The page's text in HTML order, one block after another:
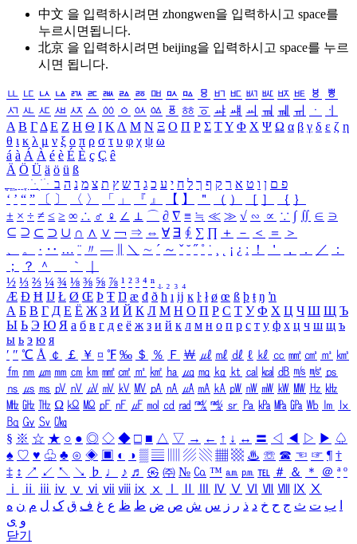
中文 을 입력하시려면 zhongwen을 입력하시고 space를
누르시면됩니다.
北京 을 입력하시려면 beijing을 입력하시고 space를 누르
시면 됩니다.
ㅥ ㅦ ㅧ ㅨ ㅩ ㅪ ㅫ ㅬ ㅭ ㅮ ㅯ ㅰ ㅱ ㅲ ㅳ ㅴ ㅵ ㅶ ㅷ ㅸ
ㅹ
ㅺ ㅻ ㅼ ㅽ ㅾ ㅿ ㆀ ㆁ ㆂ ㆃ ㆄ ㆅ ㆆ ㆇ ㆈ ㆉ ㆊ ㆋ ㆌ ㆍ
ㆎ
Α Β ΓΔ Ε Ζ Η Θ Ι ΚΛ Μ Ν Ξ Ο Π Ρ Σ ΤΥ Φ Χ Ψ Ω α β γ δ ε ζ η
θ ι κ λ μ ν ξ ο π ρ σ τ υ φ χ ψ ω
á à Á À é è É È ç Ç ê
Ä Ö Ü ä ö ü ß
ִֶֹ ֻּ ׁׂ פ ם ן ו ט א ר ק ף ך ל ח י ע כ ג ד ש ץ ת צ מ נ ה ב
‘ ’ “ ” 〔 〕 〈 〉 「 」 『 』 【 】 ＂ （ ） ［ ］ ｛ ｝
± × ÷ ≠ ≤ ≥ ∞ ∴ ♂ ♀ ∠ ⊥ ⌒ ∂ ∇ ≡ ≒ ≪ ≫ √ ∽ ∝ ∵ ∫ ∬ ∈ ∋
⊆ ⊇ ⊂ ⊃ ∪ ∩ ∧ ∨ ￢ ⇒ ⇔ ∀ ∃ ∮ ∑ ∏ ＋ － ＜ ＝
＞
、
。 · ‥ … ¨ 〃 ― ＼ ∼ ´ ～ ˇ ˘ ˝ ˚ ˙ ¸ ¡ ¿ ː ！ ＇ ， ． ／
：
；
？ ＾ ｀
½ ⅓ ⅔ ¼ ¾ ⅛ ⅜ ⅝ ⅞ ¹ ² ³ ⁴ ⁿ ₁ ₂ ₃ ₄
Æ Ð Ħ Ĳ Ł Ø Œ Þ Ŧ Ŋ æ đ ð ħ ı ĳ ĸ ŀ ł ø œ ß þ ŧ ŋ ŉ
А Б В Г Д Е Ё Ж З И Й К Л М Н О П Р С Т У Ф Х Ц Ч Ш Щ Ъ
Ы Ь Э Ю Я а б в г д е ё ж з и й к л м н о п р с т у ф х ц ч ш щ ъ
ы ь э ю я
′ ″ ℃ Å ￠ ￡ ￥ ¤ ℉ ‰ ＄ ％ Ｆ ￦ ㎕ ㎖ ㎗ ℓ ㎘ ㏄ ㎣ ㎤ ㎥ ㎦
㎙ ㎚ ㎛ ㎜ ㎝ ㎞ ㎟ ㎠ ㎡ ㎢ ㏊ ㎍ ㎎ ㎏ ㏏ ㎈ ㎉ ㏈ ㎧ ㎨ ㎰
㎱ ㎲ ㎳ ㎴ ㎵ ㎶ ㎷ ㎸ ㎹ ㎀ ㎁ ㎂ ㎃ ㎄ ㎺ ㎻ ㎽ ㎾ ㎿ ㎐ ㎑
㎒ ㎓ ㎔ Ω ㏀ ㏁ ㎊ ㎋ ㎌ ㏖ ㏅ ㎭ ㎮ ㎯ ㏛ ㎩ ㎪ ㎫ ㎬ ㏝ ㏐
㏓
㏃ ㏉ ㏜ ㏆
§ ※ ☆ ★ ○ ● ◎ ◇ ◆ □ ■ △ ▽ → ← ↑ ↓ ↔ 〓 ◁ ◀ ▷ ▶ ♤
♠ ♡ ♥ ♧ ♣ ⊙ ◈ ▣ ◐ ◑ ▒ ▤ ▨ ▧ ▦ ▩ ♨ ☏ ☎ ☜ ☞ ¶ †
‡ ↕ ↗ ↙ ↖ ↘ ♭ ♩ ♪ ♬ ㉿ ㈜ № ㏇ ™ ㏂ ㏘ ℡ ＃ ＆ ＊ ＠ ª º
ⅰ
ⅱ ⅲ ⅳ ⅴ ⅵ ⅶ ⅷ ⅸ ⅹ Ⅳ Ⅴ Ⅵ Ⅶ Ⅷ Ⅸ Ⅹ
ب ت ث ج ح خ د ذ ر ز س ش ص ض ط ظ ع غ ف ق ک ل م ن ه
و ی
닫기